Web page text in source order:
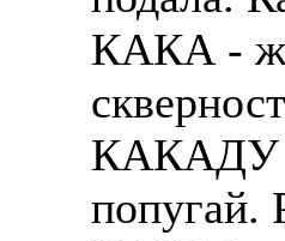
КАКА -
КАКАДУ -
попугай.